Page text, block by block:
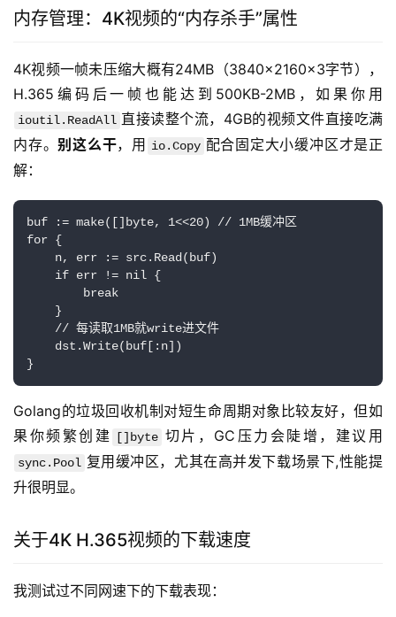
内存管理：4K视频的“内存杀手”属性
4K视频一帧未压缩大概有24MB（3840x2160x3字节），
H.365编码后一帧也能达到500KB-2MB，如果你用
ioutil.ReadAll 直接读整个流，4GB的视频文件直接吃满
内存。别这么干，用 io.Copy 配合固定大小缓冲区才是正
解：
buf := make([]byte, 1<<20) // 1MB缓冲区
for {
    n, err := src.Read(buf)
    if err != nil {
        break
    }
    // 每读取1MB就write进文件
    dst.Write(buf[:n])
}
Golang的垃圾回收机制对短生命周期对象比较友好，但如
果你频繁创建
[]byte 切片，GC压力会陡增，建议用
sync.Pool 复用缓冲区，尤其在高并发下载场景下,性能提
升很明显。
关于4K H.365视频的下载速度
我测试过不同网速下的下载表现：